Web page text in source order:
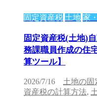
固定資産税 土地 家
固定資産税(土地)
務課職員作成の住
算ツール】
2026/7/16 土地の固
資産税の計算方法,